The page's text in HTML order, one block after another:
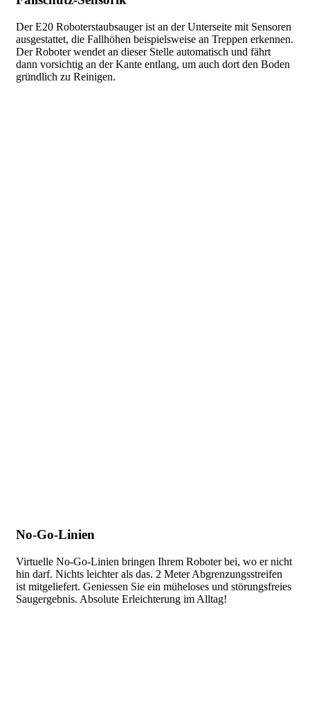
Der E20 Roboterstaubsauger ist an der Unterseite mit Sensoren
ausgestattet, die Fallhöhen beispielsweise an Treppen erkennen.
Der Roboter wendet an dieser Stelle automatisch und fährt
dann vorsichtig an der Kante entlang, um auch dort den Boden
gründlich zu Reinigen.
No-Go-Linien
Virtuelle No-Go-Linien bringen Ihrem Roboter bei, wo er nicht
hin darf. Nichts leichter als das. 2 Meter Abgrenzungsstreifen
ist mitgeliefert. Geniessen Sie ein müheloses und störungsfreies
Saugergebnis. Absolute Erleichterung im Alltag!